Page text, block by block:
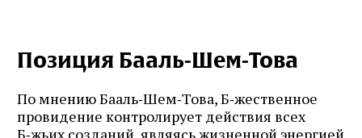
Позиция Бааль‑Шем‑Това
По мнению Бааль‑Шем‑Това, Б‑жественное
провидение контролирует действия всех
Б‑жьих созданий, являясь жизненной энергией